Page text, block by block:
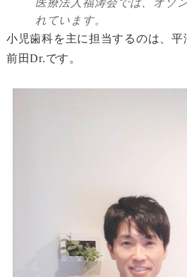
医療法人福涛会では、オゾ
れています。
小児歯科を主に担当するのは、
前田Dr.です。